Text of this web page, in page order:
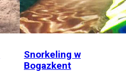
Snorkeling w
Bogazkent